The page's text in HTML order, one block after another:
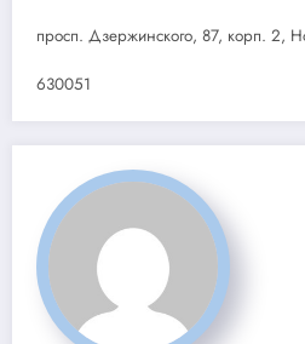
просп. Дзержинского, 87, корп. 2,
630051